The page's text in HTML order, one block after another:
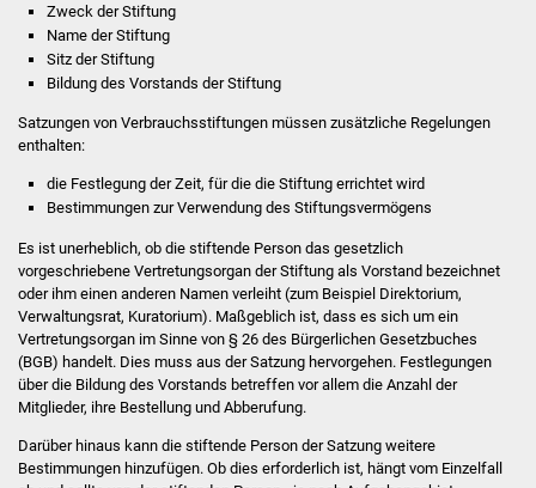
Behördenwegweiser
Stellenangebote
Kontakt
Veröffentlichungen
Ortsrecht
Zweck der Stiftung
Name der Stiftung
Sitz der Stiftung
Bildung des Vorstands der Stiftung
Satzungen von Verbrauchsstiftungen müssen zusätzliche Regelungen
enthalten:
die Festlegung der Zeit, für die die Stiftung errichtet wird
Bestimmungen zur Verwendung des Stiftungsvermögens
Es ist unerheblich, ob die stiftende Person das gesetzlich
vorgeschriebene Vertretungsorgan der Stiftung als Vorstand bezeichnet
oder ihm einen anderen Namen verleiht (zum Beispiel Direktorium,
Verwaltungsrat, Kuratorium). Maßgeblich ist, dass es sich um ein
Vertretungsorgan im Sinne von § 26 des Bürgerlichen Gesetzbuches
(BGB) handelt. Dies muss aus der Satzung hervorgehen. Festlegungen
über die Bildung des Vorstands betreffen vor allem die Anzahl der
Mitglieder, ihre Bestellung und Abberufung.
Darüber hinaus kann die stiftende Person der Satzung weitere
Bestimmungen hinzufügen. Ob dies erforderlich ist, hängt vom Einzelfall